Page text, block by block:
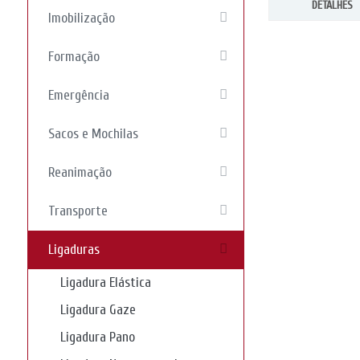
Imobilização
Formação
Emergência
Sacos e Mochilas
Reanimação
Transporte
Ligaduras
Ligadura Elástica
Ligadura Gaze
Ligadura Pano
DETALHES